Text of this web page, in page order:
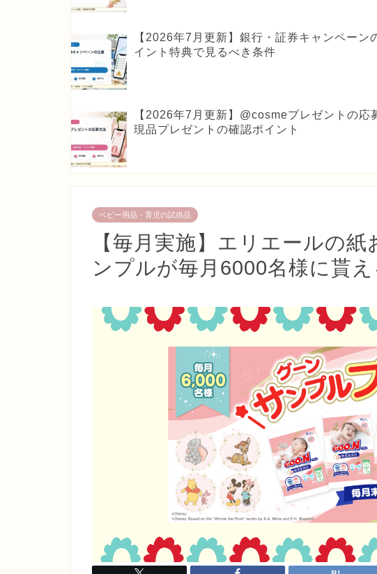
【2026年7月更新】銀行・証券キャンペー
イント特典で見るべき条件
【2026年7月更新】@cosmeプレゼントの応
現品プレゼントの確認ポイント
ベビー用品・育児の試供品
【毎月実施】エリエールの
ンプルが毎月6000名様に貰